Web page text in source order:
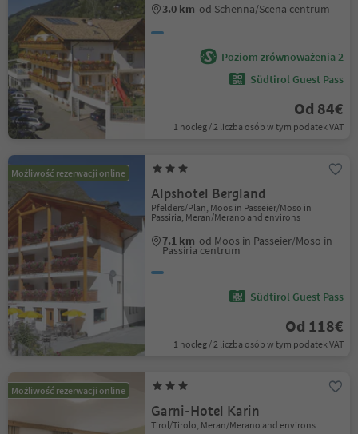
3.0 km od Schenna/Scena centrum
Poziom zrównoważenia 2
Südtirol Guest Pass
Od 84€
1 nocleg / 2 liczba osób w tym podatek VAT
Możliwość rezerwacji online
Alpshotel Bergland
Pfelders/Plan, Moos in Passeier/Moso in
Passiria, Meran/Merano and environs
7.1 km od Moos in Passeier/Moso in
Passiria centrum
Südtirol Guest Pass
Od 118€
1 nocleg / 2 liczba osób w tym podatek VAT
Możliwość rezerwacji online
Garni-Hotel Karin
Tirol/Tirolo, Meran/Merano and environs